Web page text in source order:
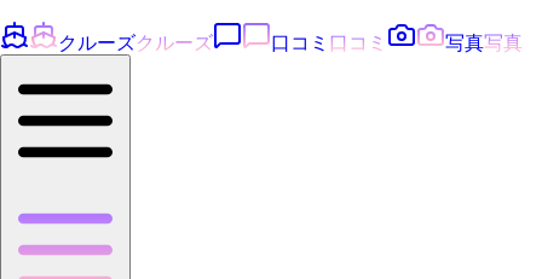
クルーズクルーズ 口コミ 口コミ 写真写真